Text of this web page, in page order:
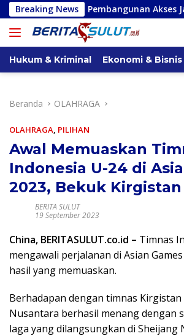
Langsung
ke
konten
Breaking NewsAkses Jalan di Tandengan I
Hukum & Kriminal Ekonomi & Bisnis
Beranda OLAHRAGA
OLAHRAGA, PILIHAN
Awal Memuaskan
Indonesia U-24 di
2023, Bekuk Kirgistan
BERITA SULUT
19 September 2023
China, BERITASULUT.co.id – Timnas
mengawali perjalanan di Asian
hasil yang memuaskan.
Berhadapan dengan timnas Kirgistan
Nusantara berhasil menang dengan
laga yang dilangsungkan di Sheijang